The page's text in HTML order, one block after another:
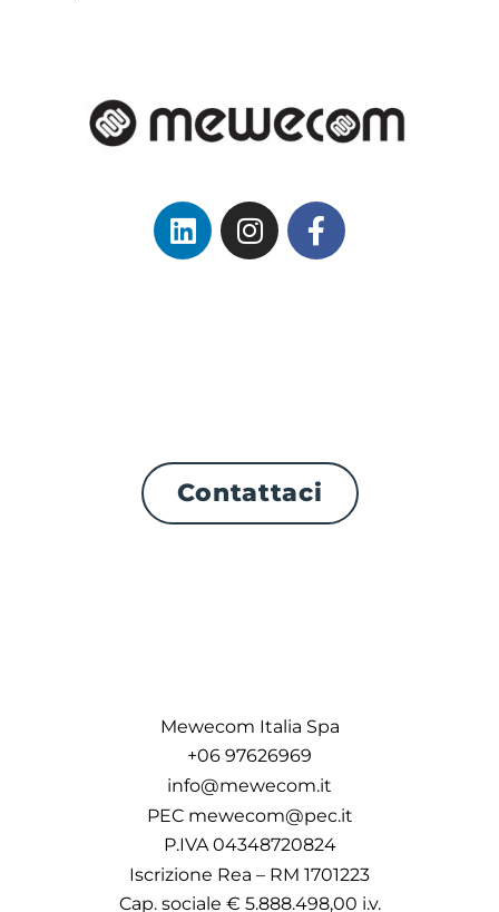
Contattaci
Mewecom Italia Spa
+06 97626969
info@mewecom.it
PEC mewecom@pec.it
P.IVA 04348720824
Iscrizione Rea – RM 1701223
Cap. sociale € 5.888.498,00 i.v.